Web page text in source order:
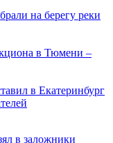
на берегу реки
в Тюмени –
в Екатеринбург
в заложники